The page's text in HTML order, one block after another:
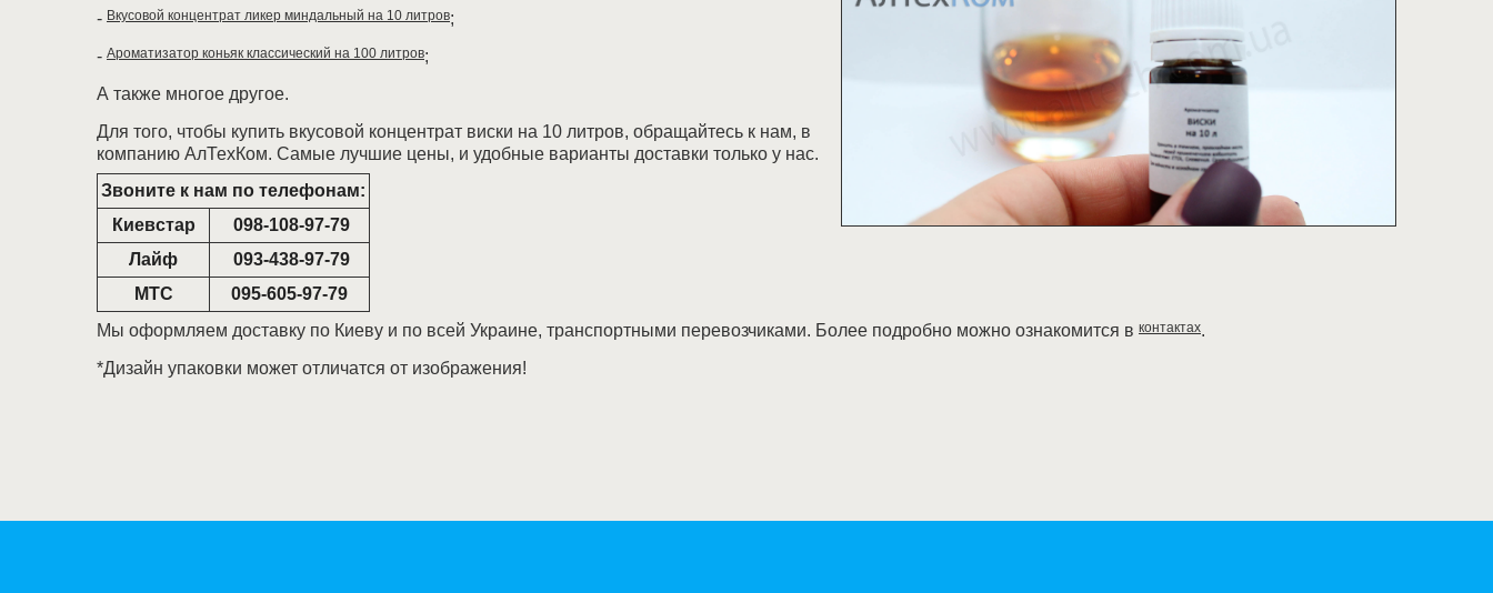
- Вкусовой концентрат ликер миндальный на 10 литров;
- Ароматизатор коньяк классический на 100 литров;
А также многое другое.
Для того, чтобы купить вкусовой концентрат виски на 10 литров, обращайтесь к нам, в
компанию АлТехКом. Самые лучшие цены, и удобные варианты доставки только у нас.
Звоните к нам по телефонам:
Киевстар
098-108-97-79
Лайф
093-438-97-79
МТС
095-605-97-79
Мы оформляем доставку по Киеву и по всей Украине, транспортными перевозчиками. Более подробно можно ознакомится в контактах.
*Дизайн упаковки может отличатся от изображения!